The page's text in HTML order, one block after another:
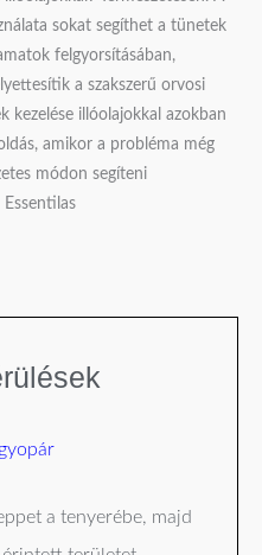
sokat segíthet a tünetek
felgyorsításában,
a szakszerű orvosi
kezelése illóolajokkal azokban
amikor a probléma még
módon segíteni
a tenyerébe, majd